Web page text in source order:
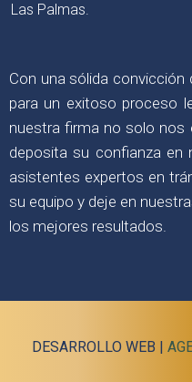
Las Palmas.
Con una sólida convicción
para un exitoso proceso
nuestra firma no solo nos
deposita su confianza en
asistentes expertos en
su equipo y deje en
los mejores resultados.
DESARROLLO WEB |